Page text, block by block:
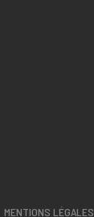
MENTIONS LÉGALES